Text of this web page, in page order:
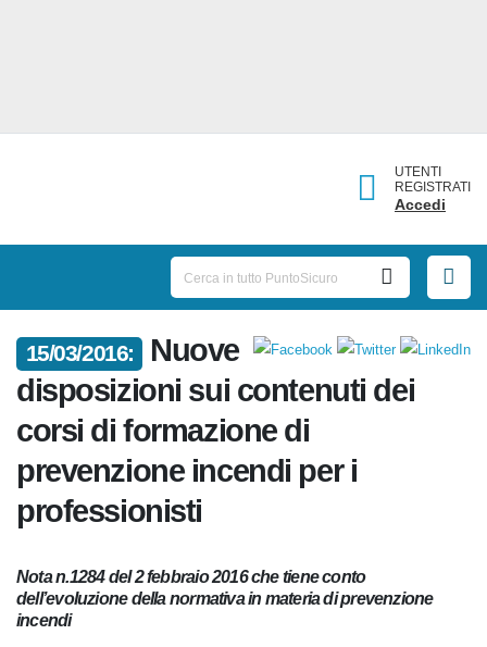
UTENTI
REGISTRATI
Accedi
15/03/2016:
Nuove disposizioni sui
contenuti dei corsi di
formazione di prevenzione
incendi per i professionisti
Nota n.1284 del 2 febbraio 2016 che tiene conto
dell’evoluzione della normativa in materia di prevenzione
incendi